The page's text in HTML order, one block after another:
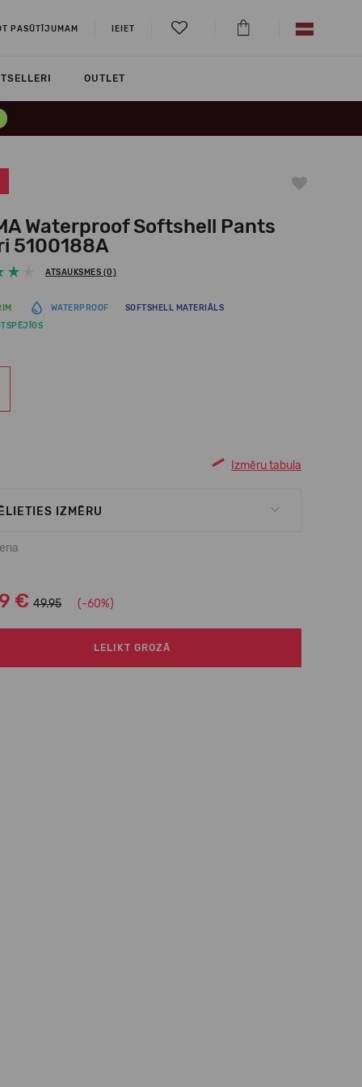
PASŪTĪJUMAM IEIET
OUTLET
Waterproof Softshell Pants
5100188A
ATSAUKSMES (0)
WATERPROOF
SOFTSHELL MATERIĀLS
Izmēru tabula
IZMĒRU
€ 49.95 (-60%)
LELIKT GROZĀ